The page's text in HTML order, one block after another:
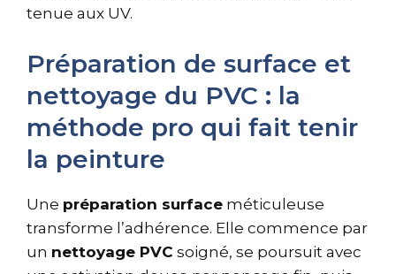
tenue aux UV.
Préparation de surface et
nettoyage du PVC : la
méthode pro qui fait tenir
la peinture
Une préparation surface méticuleuse
transforme l’adhérence. Elle commence par
un nettoyage PVC soigné, se poursuit avec